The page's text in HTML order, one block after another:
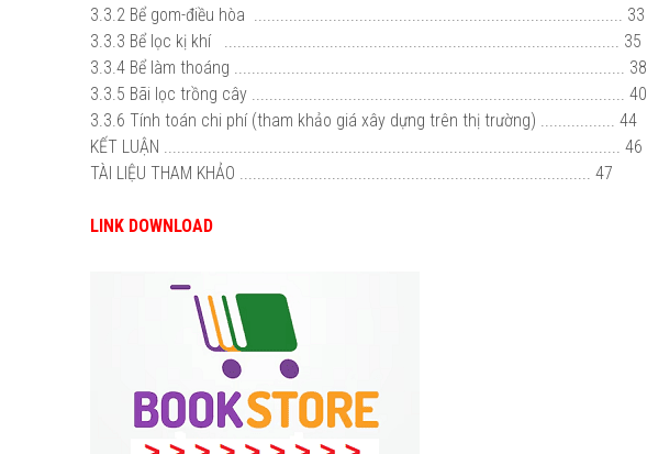
3.3.2 Bể gom-điều hòa .................................................................................... 33
3.3.3 Bể lọc kị khí .......................................................................................... 35
3.3.4 Bể làm thoáng ......................................................................................... 38
3.3.5 Bãi lọc trồng cây ..................................................................................... 40
3.3.6 Tính toán chi phí (tham khảo giá xây dựng trên thị trường) ................. 44
KẾT LUẬN ........................................................................................................ 46
TÀI LIỆU THAM KHẢO ................................................................................ 47
LINK DOWNLOAD